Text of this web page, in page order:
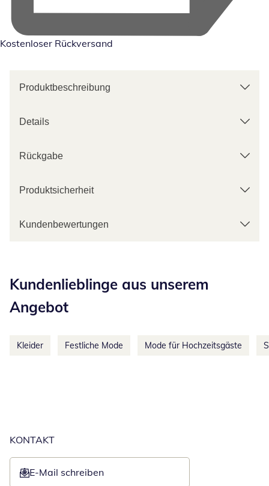
Kostenloser Rückversand
Produktbeschreibung
Details
Rückgabe
Produktsicherheit
Kundenbewertungen
Kundenlieblinge aus unserem
Angebot
Kleider Festliche Mode Mode für Hochzeitsgäste
KONTAKT
E-Mail schreiben
Öffnet E-Mail-Client